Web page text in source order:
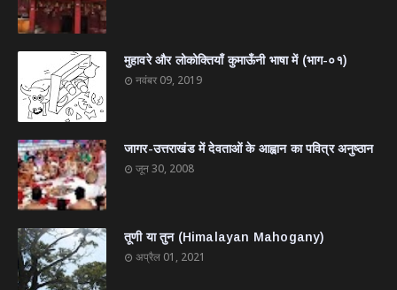
मुहावरे और लोकोक्तियाँ कुमाऊँनी भाषा में (भाग-०१)
नवंबर 09, 2019
जागर-उत्तराखंड में देवताओं के आह्वान का पवित्र अनुष्ठान
जून 30, 2008
तूणी या तुन (Himalayan Mahogany)
अप्रैल 01, 2021